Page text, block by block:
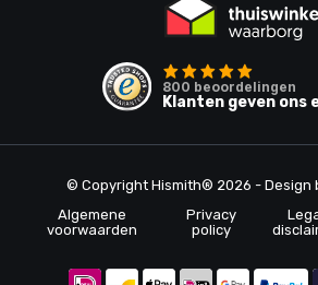
800 beoordelingen
Klanten geven ons
© Copyright Hismith® 2026 - Design
Algemene
voorwaarden
Privacy
policy